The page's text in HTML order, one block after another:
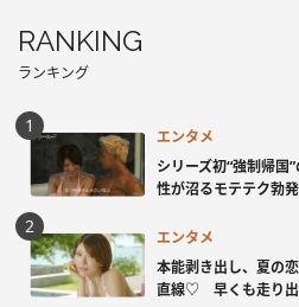
RANKING
ランキング
エンタメ
シリーズ初“強制帰
性が沼るモテテク勃
エンタメ
本能剥き出し、夏の
直線♡ 早くも走り出